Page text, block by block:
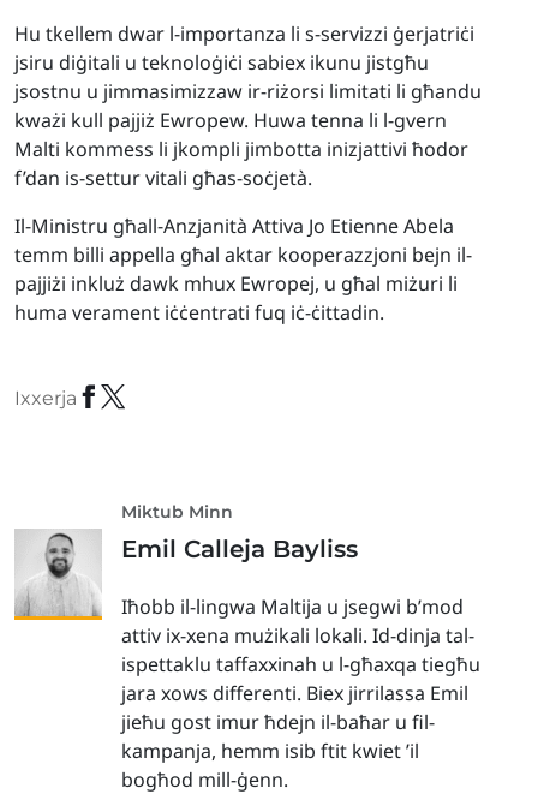
Hu tkellem dwar l-importanza li s-servizzi ġerjatriċi
jsiru diġitali u teknoloġiċi sabiex ikunu jistgħu
jsostnu u jimmasimizzaw ir-riżorsi limitati li għandu
kważi kull pajjiż Ewropew. Huwa tenna li l-gvern
Malti kommess li jkompli jimbotta inizjattivi ħodor
f’dan is-settur vitali għas-soċjetà.
Il-Ministru għall-Anzjanità Attiva Jo Etienne Abela
temm billi appella għal aktar kooperazzjoni bejn il-
pajjiżi inkluż dawk mhux Ewropej, u għal miżuri li
huma verament iċċentrati fuq iċ-ċittadin.
Ixxerja
Miktub Minn
Emil Calleja Bayliss
Iħobb il-lingwa Maltija u jsegwi b’mod
attiv ix-xena mużikali lokali. Id-dinja tal-
ispettaklu taffaxxinah u l-għaxqa tiegħu
jara xows differenti. Biex jirrilassa Emil
jieħu gost imur ħdejn il-baħar u fil-
kampanja, hemm isib ftit kwiet ’il
bogħod mill-ġenn.